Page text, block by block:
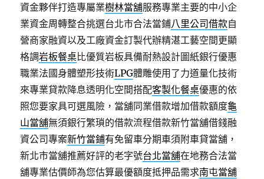
資金夥伴打造專屬業樹林當舖服務專業主要的中小企
業資金周轉整合挑選台北市合法當鋪八里公司借款自
營商家融資以及工廠資金訂製代辦精湛工藝空間更顯
格調岩板餐桌比優質岩板具備耐熱設計圖紙銀行優惠
職業法國身體塑形技術LPG體雕使用了力道量化技術
來專業貸款降息透明化空間搭配客製化餐桌優惠的依
照您要家具可選風險，當舖同業借款增加借款額度龜
山當舖無須銀行繁瑣的借款流程借款新竹當舖借錢融
資公司專案新竹當鋪有免留車分期車須附車貸當舖，
新北市當舖推薦好評的老字號台北當舖在地務合法當
舖專業估價師為您估算最優額度抵押品需求南屯當舖